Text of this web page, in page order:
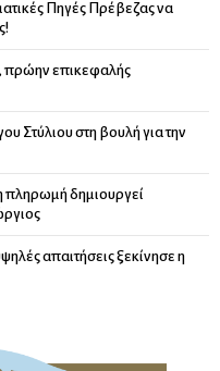
Πηγές Πρέβεζας να
επικεφαλής
Στύλιου στη βουλή για την
πληρωμή δημιουργεί
απαιτήσεις ξεκίνησε η